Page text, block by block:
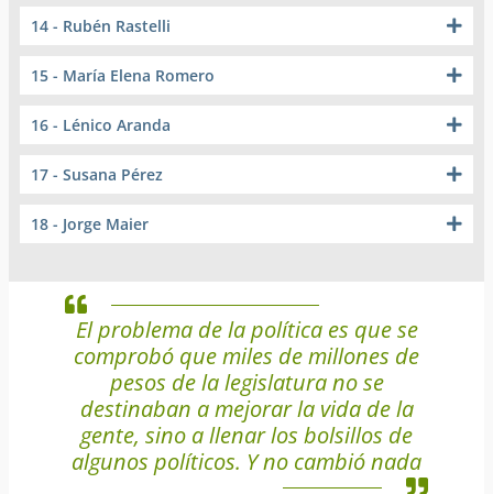
14 - Rubén Rastelli
15 - María Elena Romero
16 - Lénico Aranda
17 - Susana Pérez
18 - Jorge Maier
El problema de la política es que se
comprobó que miles de millones de
pesos de la legislatura no se
destinaban a mejorar la vida de la
gente, sino a llenar los bolsillos de
algunos políticos. Y no cambió nada